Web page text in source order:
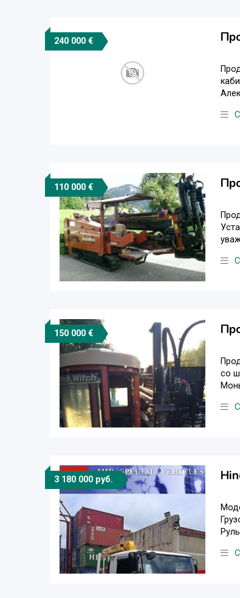
240 000 €
110 000 €
150 000 €
со
3 180 000 руб.